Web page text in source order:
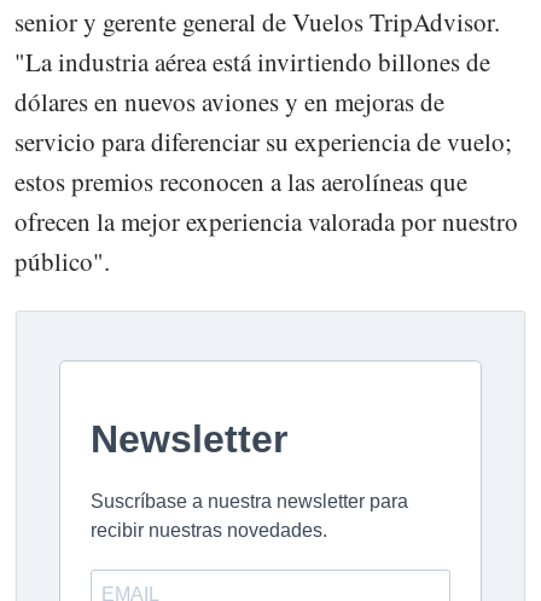
senior y gerente general de Vuelos TripAdvisor.
"La industria aérea está invirtiendo billones de
dólares en nuevos aviones y en mejoras de
servicio para diferenciar su experiencia de vuelo;
estos premios reconocen a las aerolíneas que
ofrecen la mejor experiencia valorada por nuestro
público".